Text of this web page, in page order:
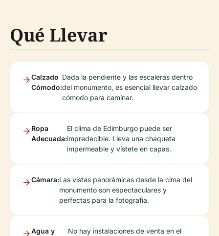
Qué Llevar
Calzado
Cómodo:
Dada la pendiente y las escaleras dentro
del monumento, es esencial llevar calzado
cómodo para caminar.
Ropa
Adecuada:
El clima de Edimburgo puede ser
impredecible. Lleva una chaqueta
impermeable y vístete en capas.
Cámara:Las vistas panorámicas desde la cima del
monumento son espectaculares y
perfectas para la fotografía.
Agua y
No hay instalaciones de venta en el